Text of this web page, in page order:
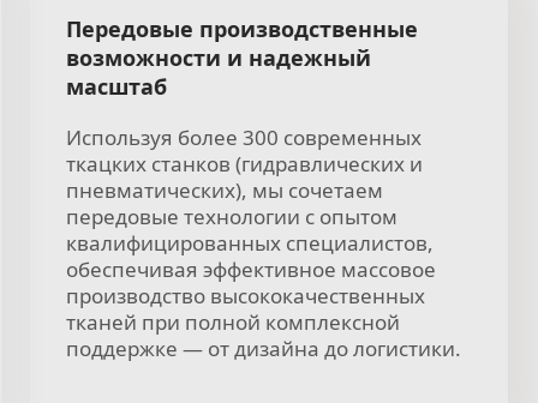
Передовые производственные
возможности и надежный
масштаб
Используя более 300 современных
ткацких станков (гидравлических и
пневматических), мы сочетаем
передовые технологии с опытом
квалифицированных специалистов,
обеспечивая эффективное массовое
производство высококачественных
тканей при полной комплексной
поддержке — от дизайна до логистики.